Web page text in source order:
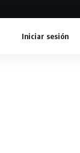
Iniciar sesión